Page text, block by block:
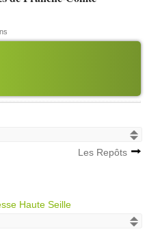
Les Repôts
Haute Seille